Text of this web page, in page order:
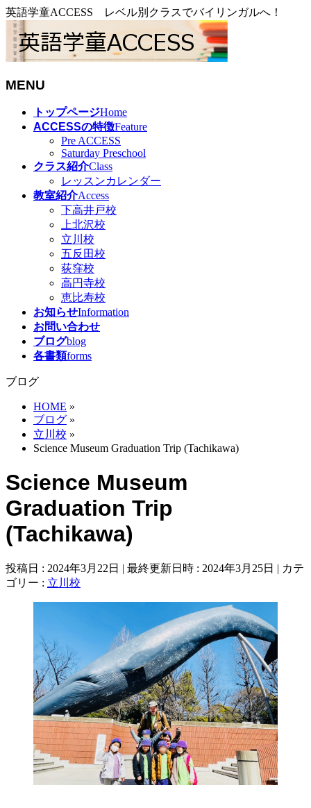
英語学童ACCESS レベル別クラスでバイリンガルへ！
MENU
トップページHome
ACCESSの特徴Feature
Pre ACCESS
Saturday Preschool
クラス紹介Class
レッスンカレンダー
教室紹介Access
下高井戸校
上北沢校
立川校
五反田校
荻窪校
高円寺校
恵比寿校
お知らせInformation
お問い合わせ
ブログblog
各書類forms
ブログ
HOME »
ブログ »
立川校 »
Science Museum Graduation Trip (Tachikawa)
Science Museum
Graduation Trip
(Tachikawa)
投稿日 : 2024年3月22日 最終更新日時 : 2024年3月25日
カテ
ゴリー : 立川校